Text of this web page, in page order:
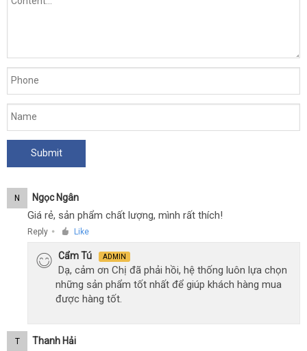
N Ngọc Ngân
Giá rẻ, sản phẩm chất lượng, mình rất thích!
Reply ● Like
Cẩm Tú ADMIN
Dạ, cảm ơn Chị đã phải hồi, hệ thống luôn lựa chọn
những sản phẩm tốt nhất để giúp khách hàng mua
được hàng tốt.
T Thanh Hải